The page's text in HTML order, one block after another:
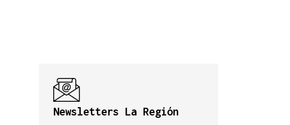
Newsletters La Región